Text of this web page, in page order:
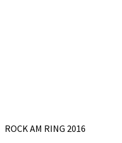
ROCK AM RING 2016